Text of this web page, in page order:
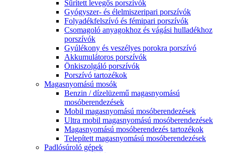
Sűrített levegős porszívók
Gyógyszer- és élelmiszeripari porszívók
Folyadékfelszívó és fémipari porszívók
Csomagoló anyagokhoz és vágási hulladékhoz
porszívók
Gyúlékony és veszélyes porokra porszívó
Akkumulátoros porszívók
Önkiszolgáló porszívók
Porszívó tartozékok
Magasnyomású mosók
Benzin / dízelüzemű magasnyomású
mosóberendezések
Mobil magasnyomású mosóberendezések
Ultra mobil magasnyomású mosóberendezések
Magasnyomású mosóberendezés tartozékok
Telepített magasnyomású mosóberendezések
Padlósúroló gépek